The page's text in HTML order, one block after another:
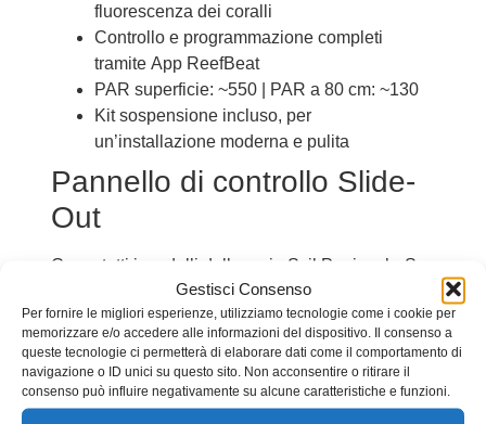
Gestisci Consenso
Per fornire le migliori esperienze, utilizziamo tecnologie come i cookie per
memorizzare e/o accedere alle informazioni del dispositivo. Il consenso a
queste tecnologie ci permetterà di elaborare dati come il comportamento di
navigazione o ID unici su questo sito. Non acconsentire o ritirare il
consenso può influire negativamente su alcune caratteristiche e funzioni.
fluorescenza dei coralli
Controllo e programmazione completi
tramite App ReefBeat
PAR superficie: ~550 | PAR a 80 cm: ~130
Kit sospensione incluso, per
un’installazione moderna e pulita
Pannello di controllo Slide-
Out
Come tutti i modelli della serie S, il Peninsula-S
700 include il pannello di controllo estraibile
Slide-Out 60, realizzato in multistrato marino e
acciaio inox.
Ideale per montare controller, pompe
dosometriche, sistemi di monitoraggio e altri